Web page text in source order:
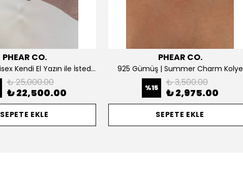
PHEAR CO.
14K ALTIN | Unisex Kendi El Yazın ile İstediğini Yazdır Plaka Kolye
₺ 25,000.00
₺ 22,500.00
SEPETE EKLE
PHEAR CO.
925 Gümüş | Summer Charm Kolye
%15 ₺ 3,500.00
₺ 2,975.00
SEPETE EKLE